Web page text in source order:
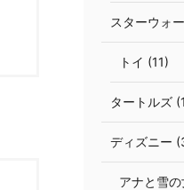
スターウォ
トイ (11)
タートルズ
ディズニー
アナと雪